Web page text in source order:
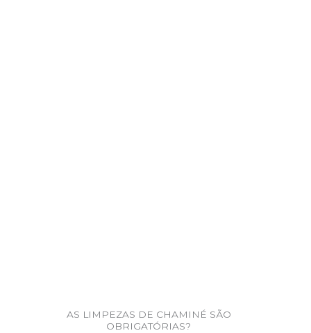
AS LIMPEZAS DE CHAMINÉ SÃO
OBRIGATÓRIAS?